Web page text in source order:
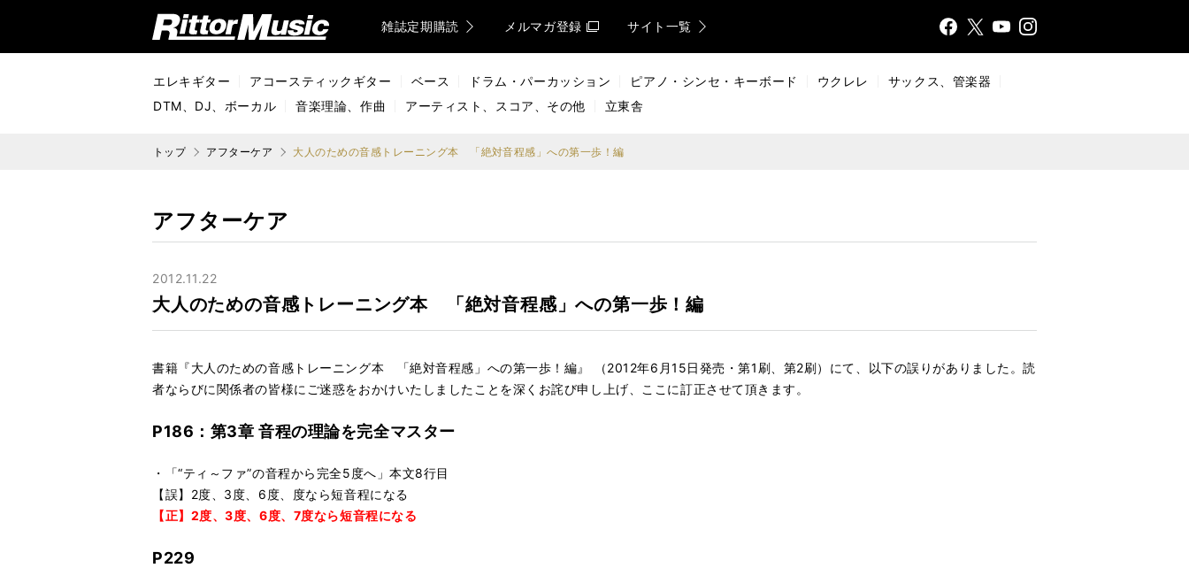
リットーミュージック (Rittor Music) 雑誌定期購読 メルマガ登録 サイト一覧
FaceX
YouTInsta
エレキギター アコースティックギター ベース ドラム・パーカッション ピアノ・シンセ・キーボード ウクレレ
サックス、管楽器
DTM、DJ、ボーカル
音楽理論、作曲 アーティスト、スコア、その他 立東舎
トップ アフターケア 大人のための音感トレーニング本 「絶対音程感」への第一歩！編
アフターケア
2012.11.22
大人のための音感トレーニング本 「絶対音程感」への第一歩！編
書籍『大人のための音感トレーニング本 「絶対音程感」への第一歩！編』 （2012年6月15日発売・第1刷、第2刷）にて、以下の誤りがありました。読
者ならびに関係者の皆様にご迷惑をおかけいたしましたことを深くお詫び申し上げ、ここに訂正させて頂きます。
P186：第3章 音程の理論を完全マスター
・「“ティ～ファ”の音程から完全5度へ」本文8行目
【誤】2度、3度、6度、度なら短音程になる
【正】2度、3度、6度、7度なら短音程になる
P229